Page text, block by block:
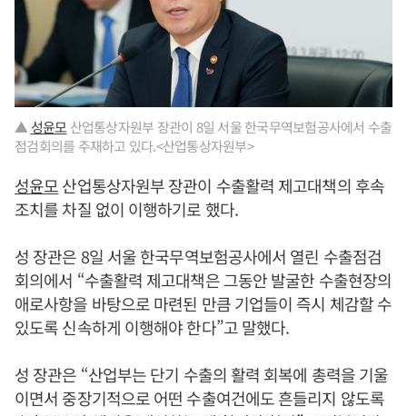
▲ 성윤모 산업통상자원부 장관이 8일 서울 한국무역보험공사에서 수출
점검회의를 주재하고 있다.<산업통상자원부>
성윤모산업통상자원부 장관이 수출활력 제고대책의 후속
조치를 차질 없이 이행하기로 했다.
성 장관은 8일 서울 한국무역보험공사에서 열린 수출점검
회의에서 “수출활력 제고대책은 그동안 발굴한 수출현장의
애로사항을 바탕으로 마련된 만큼 기업들이 즉시 체감할 수
있도록 신속하게 이행해야 한다”고 말했다.
성 장관은 “산업부는 단기 수출의 활력 회복에 총력을 기울
이면서 중장기적으로 어떤 수출여건에도 흔들리지 않도록